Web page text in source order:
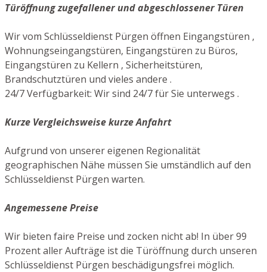
Türöffnung zugefallener und abgeschlossener Türen
Wir vom Schlüsseldienst Pürgen öffnen Eingangstüren ,
Wohnungseingangstüren, Eingangstüren zu Büros,
Eingangstüren zu Kellern , Sicherheitstüren,
Brandschutztüren und vieles andere .
24/7 Verfügbarkeit: Wir sind 24/7 für Sie unterwegs .
Kurze Vergleichsweise kurze Anfahrt
Aufgrund von unserer eigenen Regionalität
geographischen Nähe müssen Sie umständlich auf den
Schlüsseldienst Pürgen warten.
Angemessene Preise
Wir bieten faire Preise und zocken nicht ab! In über 99
Prozent aller Aufträge ist die Türöffnung durch unseren
Schlüsseldienst Pürgen beschädigungsfrei möglich.